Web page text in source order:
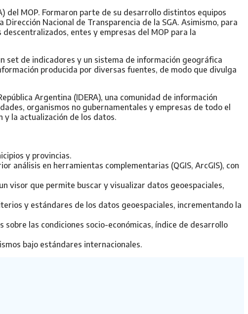
MOP. Formaron parte de su desarrollo distintos equipos
Nacional de Transparencia de la SGA. Asimismo, para
entes y empresas del MOP para la
set de indicadores y un sistema de información geográfica
producida por diversas fuentes, de modo que divulga
Argentina (IDERA), una comunidad de información
organismos no gubernamentales y empresas de todo el
la actualización de los datos.
y provincias.
análisis en herramientas complementarias (QGIS, ArcGIS), con
visor que permite buscar y visualizar datos geoespaciales,
y estándares de los datos geoespaciales, incrementando la
las condiciones socio-económicas, índice de desarrollo
bajo estándares internacionales.